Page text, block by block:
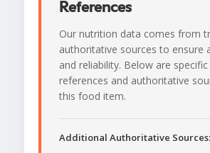
References
Our nutrition data comes from
authoritative sources to ensure
and reliability. Below are
references and authoritative
this food item.
Additional Authoritative Sources: